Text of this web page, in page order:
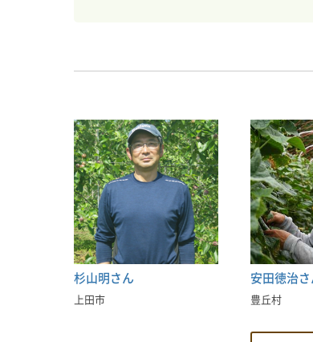
杉山明さん
上田市
安田徳治
豊丘村